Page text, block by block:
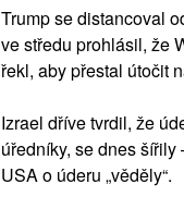
Trump se distancoval
ve středu prohlásil, že
řekl, aby přestal útočit
Izrael dříve tvrdil, že
úředníky, se dnes
USA o úderu „věděly“.